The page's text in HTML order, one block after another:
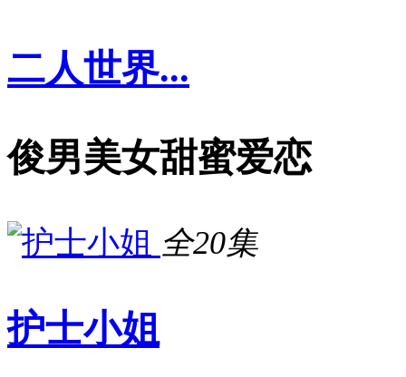
二人世界...
俊男美女甜蜜爱恋
全20集
护士小姐